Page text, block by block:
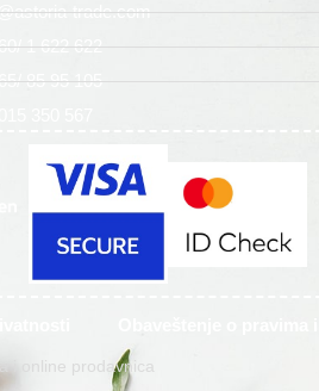
trade.com
1 622 622
85 95 105
i online prodavnica